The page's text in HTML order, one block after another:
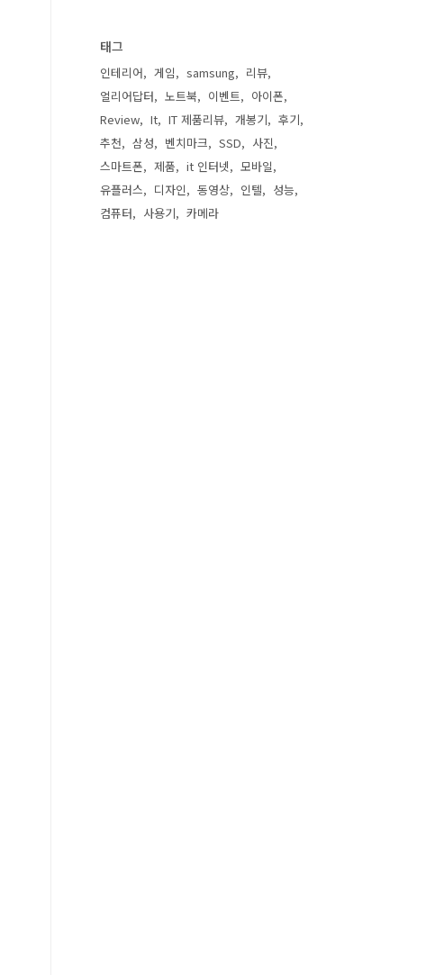
태그
인테리어 게임 samsung
리뷰
얼리어답터
노트북 이벤트
아이폰
Review
It IT 제품리뷰 개봉기
후기
추천
삼성 벤치마크 SSD
사진
스마트폰
제품 it 인터넷
모바일
유플러스
디자인 동영상 인텔
성능
컴퓨터
사용기 카메라